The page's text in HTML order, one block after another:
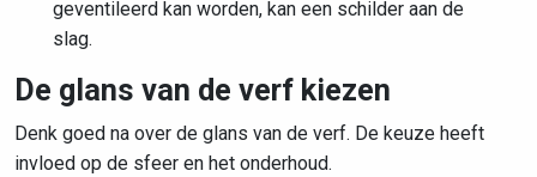
geventileerd kan worden, kan een schilder aan de
slag.
De glans van de verf kiezen
Denk goed na over de glans van de verf. De keuze heeft
invloed op de sfeer en het onderhoud.